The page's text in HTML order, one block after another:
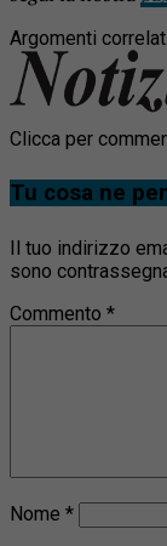
Argomenti
Clicca per
Tu cosa ne
Il tuo indirizzo
sono
Commento *
Nome *